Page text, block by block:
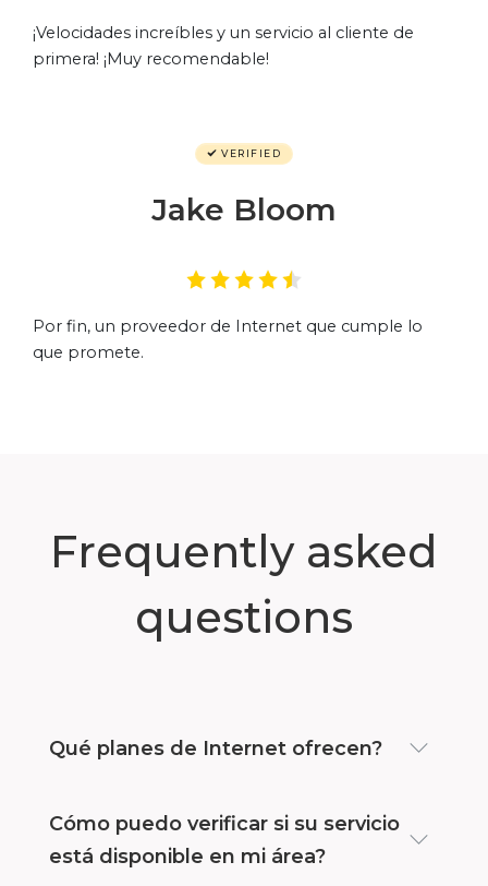
¡Velocidades increíbles y un servicio al cliente de
primera! ¡Muy recomendable!
VERIFIED
Jake Bloom
Por fin, un proveedor de Internet que cumple lo
que promete.
Frequently asked
questions
Qué planes de Internet ofrecen?
Cómo puedo verificar si su servicio
está disponible en mi área?